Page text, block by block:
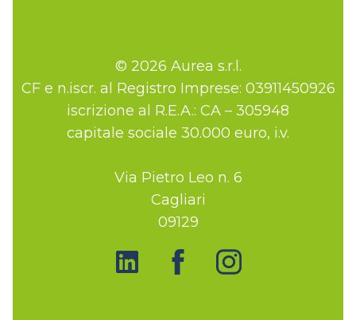
© 2026 Aurea s.r.l.
CF e n.iscr. al Registro Imprese: 03911450926
iscrizione al R.E.A.: CA – 305948
capitale sociale 30.000 euro, i.v.
Via Pietro Leo n. 6
Cagliari
09129